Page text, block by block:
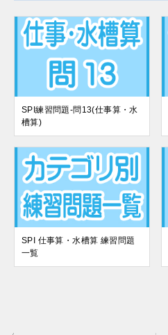
SPI練習問題-問13(仕事算・水
槽算)
SPI 仕事算・水槽算 練習問題
一覧